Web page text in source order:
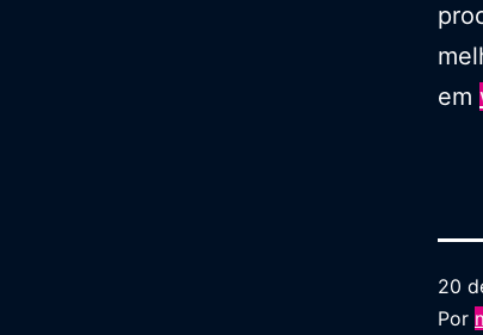
em
20
Por